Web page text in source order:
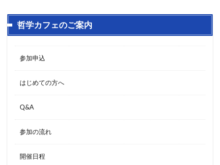
哲学カフェのご案内
参加申込
はじめての方へ
Q&A
参加の流れ
開催日程